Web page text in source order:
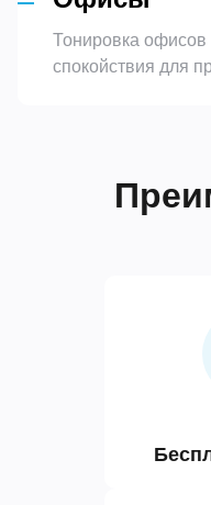
Тонировка офисов
спокойствия для